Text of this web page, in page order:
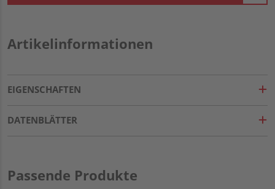
Artikelinformationen
EIGENSCHAFTEN
DATENBLÄTTER
Passende Produkte